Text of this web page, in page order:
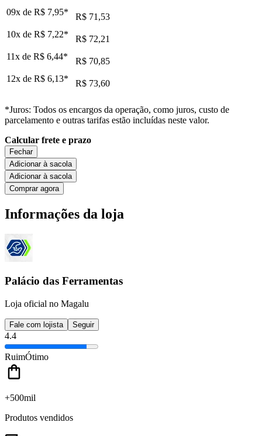
09x de R$ 7,95*
R$ 71,53
10x de R$ 7,22*
R$ 72,21
11x de R$ 6,44*
R$ 70,85
12x de R$ 6,13* R$ 73,60
*Juros: Todos os encargos da operação, como juros, custo de
parcelamento e outras tarifas estão incluídas neste valor.
Calcular frete e prazo
Fechar
Adicionar à sacola
Adicionar à sacola
Comprar agora
Informações da loja
Palácio das Ferramentas
Loja oficial no Magalu
Fale com lojista Seguir
4.4
RuimÓtimo
+500mil
Produtos vendidos